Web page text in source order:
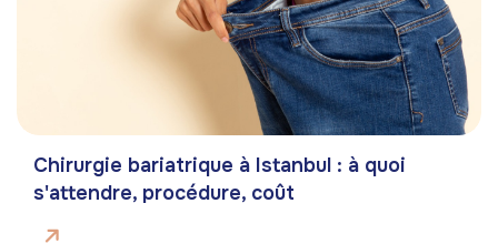
Chirurgie bariatrique à Istanbul : à quoi
s'attendre, procédure, coût